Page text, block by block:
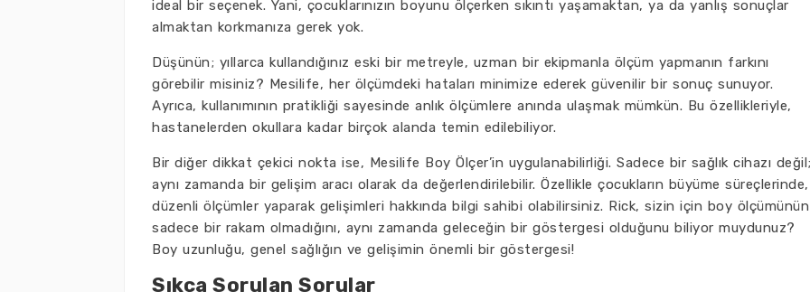
ideal bir seçenek. Yani, çocuklarınızın boyunu ölçerken sıkıntı yaşamaktan, ya da yanlış sonuçlar
almaktan korkmanıza gerek yok.
Düşünün; yıllarca kullandığınız eski bir metreyle, uzman bir ekipmanla ölçüm yapmanın farkını
görebilir misiniz? Mesilife, her ölçümdeki hataları minimize ederek güvenilir bir sonuç sunuyor.
Ayrıca, kullanımının pratikliği sayesinde anlık ölçümlere anında ulaşmak mümkün. Bu özellikleriyle,
hastanelerden okullara kadar birçok alanda temin edilebiliyor.
Bir diğer dikkat çekici nokta ise, Mesilife Boy Ölçer’in uygulanabilirliği. Sadece bir sağlık cihazı
aynı zamanda bir gelişim aracı olarak da değerlendirilebilir. Özellikle çocukların büyüme süreçlerinde,
düzenli ölçümler yaparak gelişimleri hakkında bilgi sahibi olabilirsiniz. Rick, sizin için boy ölçümünün
sadece bir rakam olmadığını, aynı zamanda geleceğin bir göstergesi olduğunu biliyor muydunuz?
Boy uzunluğu, genel sağlığın ve gelişimin önemli bir göstergesi!
Sıkça Sorulan Sorular